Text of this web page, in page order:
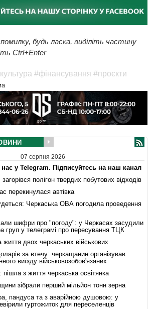
будь ласка, виділіть частину
Ctrl+Enter
#фінансування #проєкти
07 серпня 2026
нас у Telegram. Підписуйтесь на наш канал
полігон твердих побутових відходів
перекинулася автівка
Черкаська ОВА погодила проведення
шифри про "погоду": у Черкасах засудили
груп у телеграмі про пересування ТЦК
життя двох черкаських військових
за втечу: черкащанин організував
виїзду військовозобов'язаних
пішла з життя черкаська освітянка
зібрали перший мільйон тонн зерна
пандуса та з аварійною душовою: у
гуртожиток для переселенців